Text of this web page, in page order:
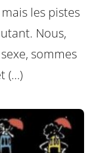
les pistes
Nous,
sommes
(…)